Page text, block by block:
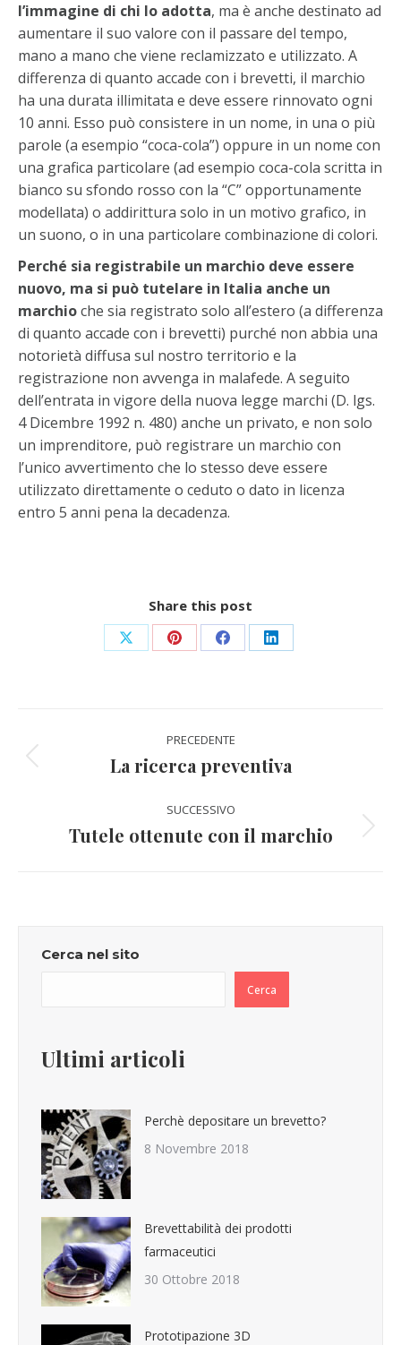
l’immagine di chi lo adotta, ma è anche destinato ad
aumentare il suo valore con il passare del tempo,
mano a mano che viene reclamizzato e utilizzato. A
differenza di quanto accade con i brevetti, il marchio
ha una durata illimitata e deve essere rinnovato ogni
10 anni. Esso può consistere in un nome, in una o più
parole (a esempio “coca-cola”) oppure in un nome con
una grafica particolare (ad esempio coca-cola scritta in
bianco su sfondo rosso con la “C” opportunamente
modellata) o addirittura solo in un motivo grafico, in
un suono, o in una particolare combinazione di colori.
Perché sia registrabile un marchio deve essere
nuovo, ma si può tutelare in Italia anche un
marchioche sia registrato solo all’estero (a differenza
di quanto accade con i brevetti) purché non abbia una
notorietà diffusa sul nostro territorio e la
registrazione non avvenga in malafede. A seguito
dell’entrata in vigore della nuova legge marchi (D. lgs.
4 Dicembre 1992 n. 480) anche un privato, e non solo
un imprenditore, può registrare un marchio con
l’unico avvertimento che lo stesso deve essere
utilizzato direttamente o ceduto o dato in licenza
entro 5 anni pena la decadenza.
Share this post
CondividiCondividiCondividiCondividi
tra
post
PRECEDENTE
Post
La ricerca preventiva
SUCCESSIVO
Prossimo
Tutele ottenute con il marchio
Cerca nel sito
Cerca
Ultimi articoli
Perchè depositare un brevetto?
8 Novembre 2018
Brevettabilità dei prodotti
farmaceutici
30 Ottobre 2018
Prototipazione 3D